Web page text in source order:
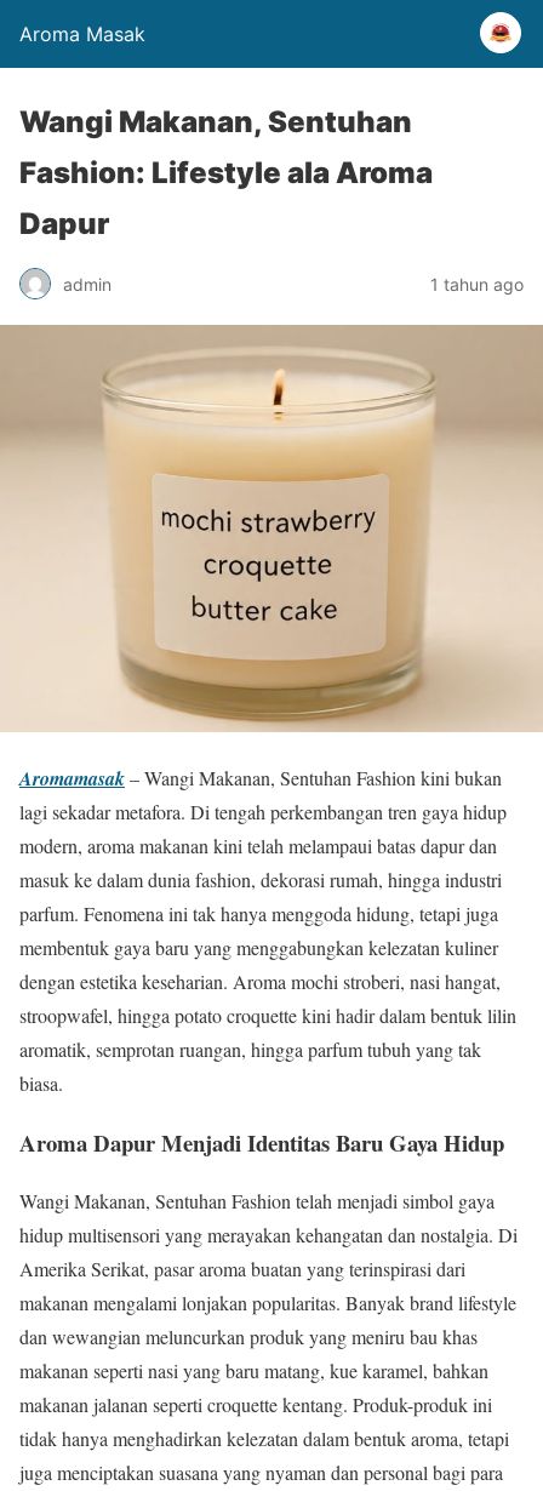
Aroma Masak
Wangi Makanan, Sentuhan
Fashion: Lifestyle ala Aroma
Dapur
admin 1 tahun ago
Aromamasak– Wangi Makanan, Sentuhan Fashion kini bukan
lagi sekadar metafora. Di tengah perkembangan tren gaya hidup
modern, aroma makanan kini telah melampaui batas dapur dan
masuk ke dalam dunia fashion, dekorasi rumah, hingga industri
parfum. Fenomena ini tak hanya menggoda hidung, tetapi juga
membentuk gaya baru yang menggabungkan kelezatan kuliner
dengan estetika keseharian. Aroma mochi stroberi, nasi hangat,
stroopwafel, hingga potato croquette kini hadir dalam bentuk lilin
aromatik, semprotan ruangan, hingga parfum tubuh yang tak
biasa.
Aroma Dapur Menjadi Identitas Baru Gaya Hidup
Wangi Makanan, Sentuhan Fashion telah menjadi simbol gaya
hidup multisensori yang merayakan kehangatan dan nostalgia. Di
Amerika Serikat, pasar aroma buatan yang terinspirasi dari
makanan mengalami lonjakan popularitas. Banyak brand lifestyle
dan wewangian meluncurkan produk yang meniru bau khas
makanan seperti nasi yang baru matang, kue karamel, bahkan
makanan jalanan seperti croquette kentang. Produk-produk ini
tidak hanya menghadirkan kelezatan dalam bentuk aroma, tetapi
juga menciptakan suasana yang nyaman dan personal bagi para